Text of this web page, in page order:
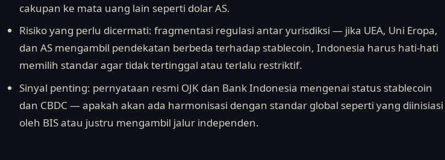
cakupan ke mata uang lain seperti dolar AS.
Risiko yang perlu dicermati: fragmentasi regulasi antar yurisdiksi — jika UEA, Uni Eropa,
dan AS mengambil pendekatan berbeda terhadap stablecoin, Indonesia harus hati-hati
memilih standar agar tidak tertinggal atau terlalu restriktif.
Sinyal penting: pernyataan resmi OJK dan Bank Indonesia mengenai status stablecoin
dan CBDC — apakah akan ada harmonisasi dengan standar global seperti yang diinisiasi
oleh BIS atau justru mengambil jalur independen.